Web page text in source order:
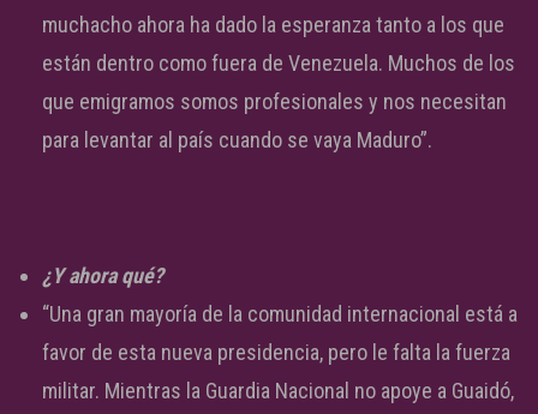
muchacho ahora ha dado la esperanza tanto a los que
están dentro como fuera de Venezuela. Muchos de los
que emigramos somos profesionales y nos necesitan
para levantar al país cuando se vaya Maduro”.
¿Y ahora qué?
“Una gran mayoría de la comunidad internacional está a
favor de esta nueva presidencia, pero le falta la fuerza
militar. Mientras la Guardia Nacional no apoye a Guaidó,